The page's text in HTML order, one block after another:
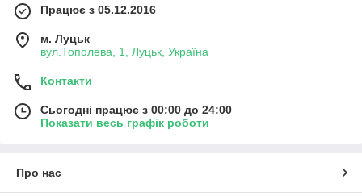
Працює з 05.12.2016
м. Луцьк
вул.Тополева, 1, Луцьк, Україна
Контакти
Сьогодні працює з 00:00 до 24:00
Показати весь графік роботи
Про нас